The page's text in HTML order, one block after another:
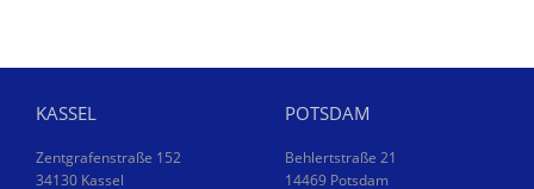
KASSEL
Zentgrafenstraße 152
34130 Kassel
POTSDAM
Behlertstraße 21
14469 Potsdam